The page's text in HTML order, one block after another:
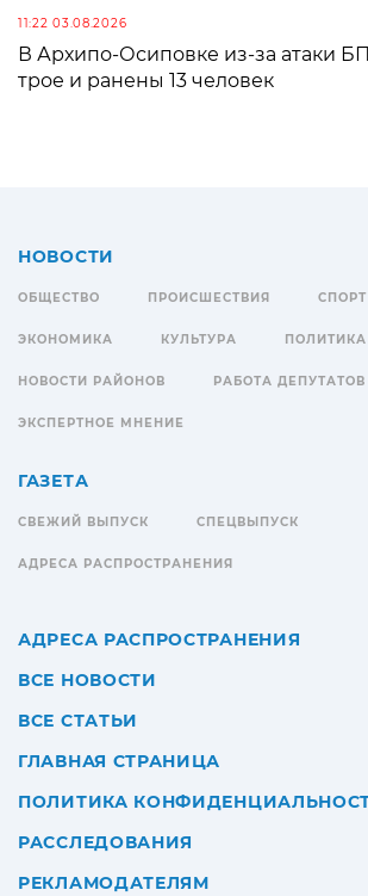
11:22 03.08.2026
В Архипо-Осиповке из-за атаки
трое и ранены 13 человек
НОВОСТИ
ОБЩЕСТВО ПРОИСШЕСТВИЯ СПОРТ
ЭКОНОМИКА КУЛЬТУРА ПОЛИТИКА
НОВОСТИ РАЙОНОВ РАБОТА ДЕПУТАТОВ
ЭКСПЕРТНОЕ МНЕНИЕ
ГАЗЕТА
СВЕЖИЙ ВЫПУСК СПЕЦВЫПУСК
АДРЕСА РАСПРОСТРАНЕНИЯ
АДРЕСА РАСПРОСТРАНЕНИЯ
ВСЕ НОВОСТИ
ВСЕ СТАТЬИ
ГЛАВНАЯ СТРАНИЦА
ПОЛИТИКА
РАССЛЕДОВАНИЯ
РЕКЛАМОДАТЕЛЯМ